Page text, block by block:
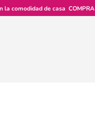
A TU TIENDA